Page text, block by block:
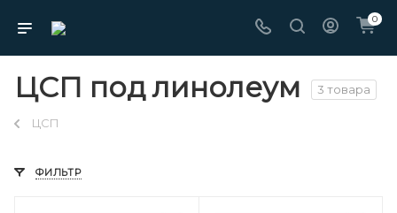
0
ЦСП под линолеум 3 товара
ЦСП
ФИЛЬТР